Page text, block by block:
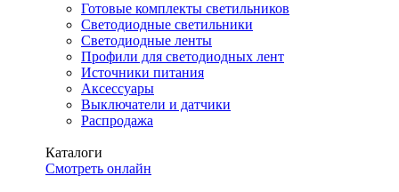
Готовые комплекты светильников
Светодиодные светильники
Светодиодные ленты
Профили для светодиодных лент
Источники питания
Аксессуары
Выключатели и датчики
Распродажа
Каталоги
Смотреть онлайн